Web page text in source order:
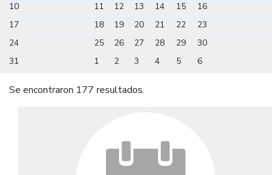
10
11 12 13 14 15
16
17
18 19 20 21 22
23
24
25 26 27 28 29
30
31
1 2 3 4 5 6
Se encontraron 177 resultados.